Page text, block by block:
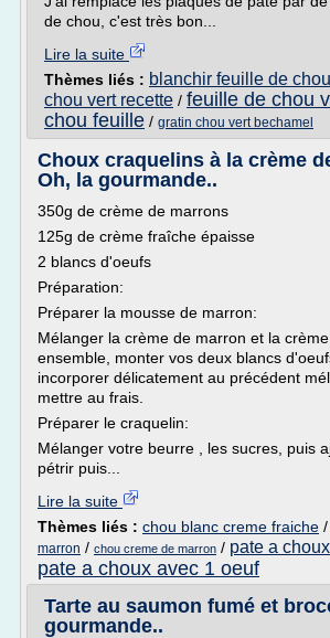
de chou, c'est très bon...
Lire la suite
Thèmes liés : blanchir feuille de
chou vert recette / feuille de chou
chou feuille / gratin chou vert bechamel
Choux craquelins à la crème
Oh, la gourmande..
350g de crème de marrons
125g de crème fraîche épaisse
2 blancs d'oeufs
Préparation:
Préparer la mousse de marron:
Mélanger la crème de marron et la
ensemble, monter vos deux blancs
incorporer délicatement au précédent
mettre au frais.
Préparer le craquelin:
Mélanger votre beurre , les sucres, puis
pétrir puis...
Lire la suite
Thèmes liés : chou blanc creme fraiche /
marron / chou creme de marron / pate a
pate a choux avec 1 oeuf
Tarte au saumon fumé et
gourmande..